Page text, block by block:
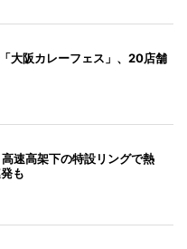
大阪カレーフェス」、20店舗
速高架下の特設リングで熱
も